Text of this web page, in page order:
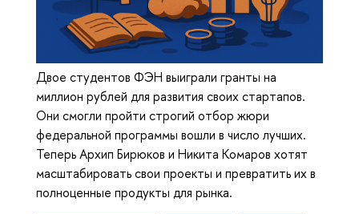
Двое студентов ФЭН выиграли гранты на
миллион рублей для развития своих стартапов.
Они смогли пройти строгий отбор жюри
федеральной программы вошли в число лучших.
Теперь Архип Бирюков и Никита Комаров хотят
масштабировать свои проекты и превратить их в
полноценные продукты для рынка.